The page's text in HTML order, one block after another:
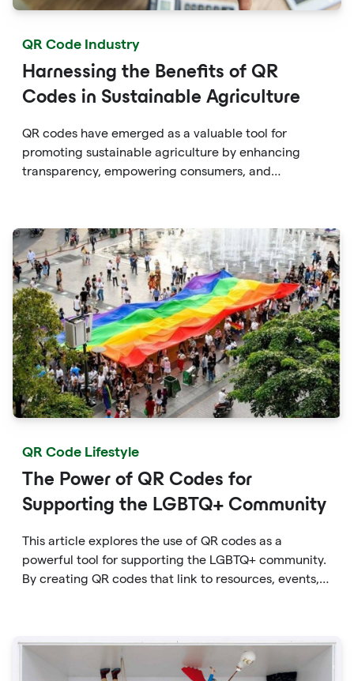
QR Code Industry
Harnessing the Benefits of QR
Codes in Sustainable Agriculture
QR codes have emerged as a valuable tool for
promoting sustainable agriculture by enhancing
transparency, empowering consumers, and
consumers with detailed information about their
products, cultivating trust and fostering
environmentally conscious choices.
QR Code Lifestyle
The Power of QR Codes for
Supporting the LGBTQ+ Community
This article explores the use of QR codes as a
powerful tool for supporting the LGBTQ+ community.
By creating QR codes that link to resources, events,
of how QR codes can be used effectively and
highlights the benefits of using this technology to